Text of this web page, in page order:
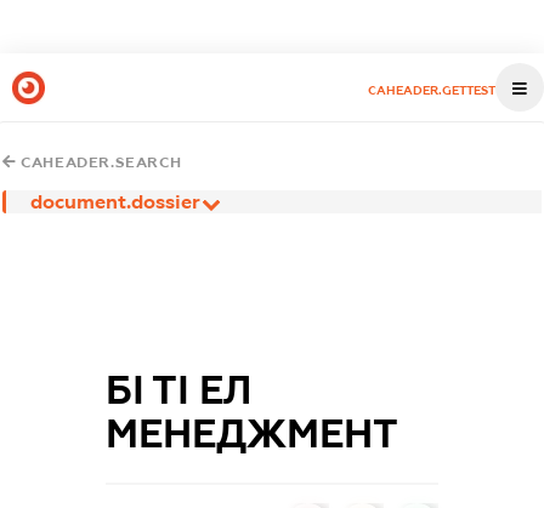
CAHEADER.GETTEST
CAHEADER.SEARCH
document.dossier
БІ ТІ ЕЛ
МЕНЕДЖМЕНТ